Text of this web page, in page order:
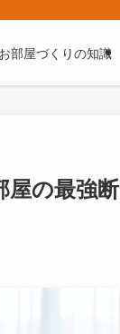
部屋づくりの知識
屋の最強断